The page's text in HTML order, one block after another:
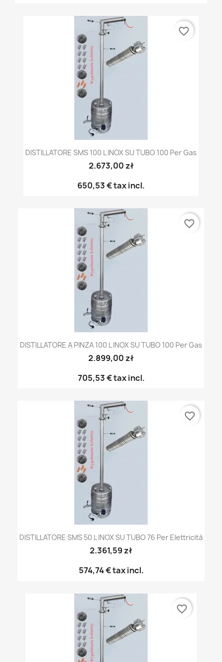
DISTILLATORE SMS 100 L INOX SU TUBO 100 Per Gas
2.673,00 zł
650,53 €tax incl.
favorite_border
DISTILLATORE A PINZA 100 L INOX SU TUBO 100 Per Gas
2.899,00 zł
705,53 €tax incl.
favorite_border
DISTILLATORE SMS 50 L INOX SU TUBO 76 Per Elettricità
2.361,59 zł
574,74 €tax incl.
favorite_border
favorite_border